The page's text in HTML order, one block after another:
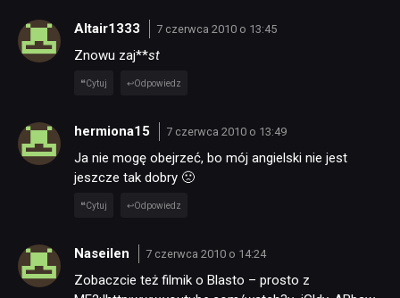
Altair1333 7 czerwca 2010 o 13:45
Znowu zaj**st
Cytuj Odpowiedz
hermiona15 7 czerwca 2010 o 13:49
Ja nie mogę obejrzeć, bo mój angielski nie jest
jeszcze tak dobry 🙁
Cytuj Odpowiedz
Naseilen 7 czerwca 2010 o 14:24
Zobaczcie też filmik o Blasto – prosto z